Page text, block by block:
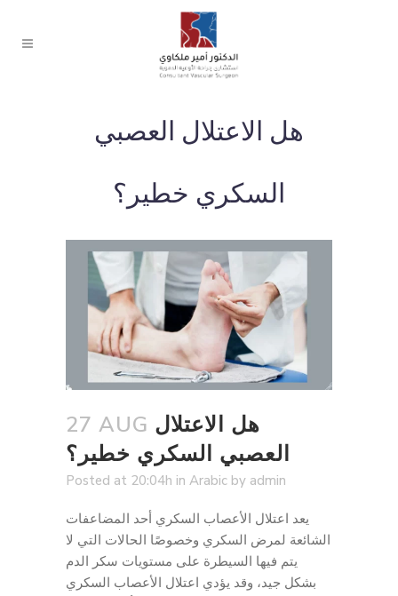
هل الاعتلال العصبي
السكري خطير؟
27 AUG
العصبي السكري خطير؟
Posted at 20:04h in Arabic by admin
يعد اعتلال الأعصاب السكري أحد المضاعفات
الشائعة لمرض السكري وخصوصًا الحالات التي لا
يتم فيها السيطرة على مستويات سكر الدم
بشكل جيد، وقد يؤدي اعتلال الأعصاب السكري